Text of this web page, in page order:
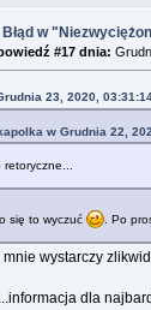
Błąd w
#17 dnia:
23, 2020,
w Grudnia 22,
retoryczne...
się to wyczuć . Po
mnie wystarczy
dla